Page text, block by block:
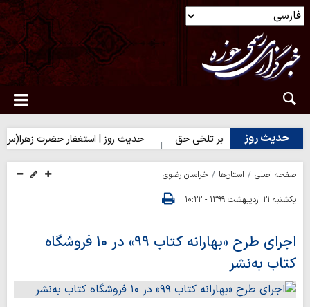
حدیث روز
| شکیبایی بر تلخی حق حدیث روز | استغفار حضرت زهرا(س) برای
صفحه اصلی استان‌ها
خراسان رضوی
یکشنبه ۲۱ اردیبهشت ۱۳۹۹ - ۱۰:۲۲
اجرای طرح «بهارانه کتاب ۹۹» در ۱۰ فروشگاه
کتاب به‌نشر